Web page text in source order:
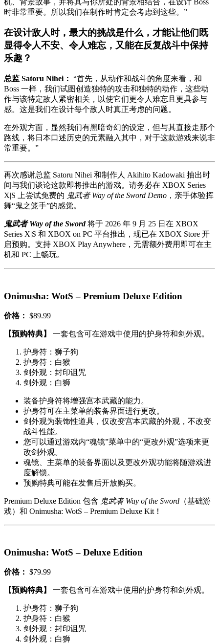
时非常重要。所以我们在制作时肯定会考虑到这些。”
在设计敌人时，最大的挑战是什么，才能让他们既
显得令人不安、令人难忘，又能在反复战斗中保持
乐趣？
总监 Satoru Nihei： “首先，从动作和战斗的角度来看，和
Boss 一样，我们试图创造独特的攻击和独特的动作，这些动
作与该特定敌人紧密相关，以使它们更令人难忘且更具参与
感。这是我们在设计每个敌人时真正考虑的问题。
在外观方面，显然我们有黑暗奇幻的设定，但与其直接走那个
路线，将日本口述历史的元素融入其中，对于这款游戏来说非
常重要。”
再次感谢总监 Satoru Nihei 和制作人 Akihito Kadowaki 抽出时
间与我们谈论这款即将推出的游戏。请务必在 XBOX Series
X|S 上尝试免费的 鬼武者 Way of the Sword Demo ，亲手体验挥
舞“鬼之笼手”的感觉。
鬼武者 Way of the Sword将于 2026 年 9 月 25 日在 XBOX
Series X|S 和 XBOX on PC 平台推出，现已在 XBOX Store 开
启预购。支持 XBOX Play Anywhere，无需额外费用即可在主
机和 PC 上畅玩。
Onimusha: WotS – Premium Deluxe Edition
价格： $89.99
【预购特典】 一套包含可在游戏中使用的护身符和剑外观。
护身符：狮子狗
护身符：白猴
剑外观：封印诅咒
剑外观：白狮
装备护身符将增强宫本武藏的能力。
护身符可在主菜单的装备界面进行更改。
剑外观为装饰性道具，仅改变宫本武藏的外观，不改变
战斗性能。
您可以通过游戏内“魂镜”菜单中的“更改外观”选项来更
改剑外观。
魂镜、主菜单的装备界面以及更改外观功能将随游戏进
度解锁。
预购特典可能在发售后开放购买。
Premium Deluxe Edition 包含 鬼武者 Way of the Sword （基础游
戏）和 Onimusha: WotS – Premium Deluxe Kit！
Onimusha: WotS – Deluxe Edition
价格： $79.99
【预购特典】 一套包含可在游戏中使用的护身符和剑外观。
护身符：狮子狗
护身符：白猴
剑外观：封印诅咒
剑外观：白狮